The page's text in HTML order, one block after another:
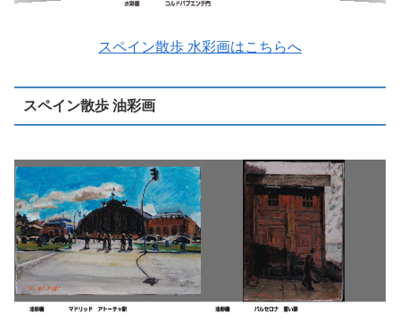
スペイン散歩 水彩画はこちらへ
スペイン散歩 油彩画